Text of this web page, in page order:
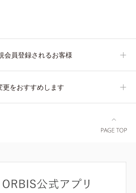
会員登録されるお客様
をおすすめします